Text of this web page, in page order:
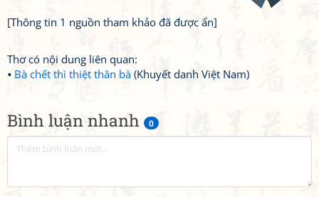
Bình luận nhanh 0
[Thông tin 1 nguồn tham khảo đã được ẩn]
Thơ có nội dung liên quan:
Bà chết thì thiệt thân bà (Khuyết danh Việt Nam)